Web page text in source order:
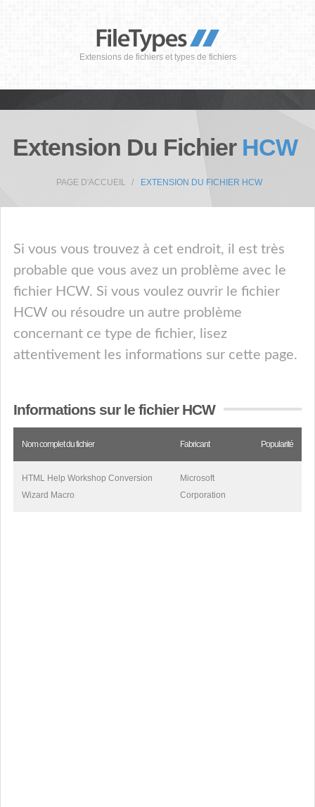
Extensions de fichiers et types de fichiers
Extension Du Fichier HCW
PAGE D'ACCUEIL EXTENSION DU FICHIER HCW
Si vous vous trouvez à cet endroit, il est très
probable que vous avez un problème avec le
fichier HCW. Si vous voulez ouvrir le fichier
HCW ou résoudre un autre problème
concernant ce type de fichier, lisez
attentivement les informations sur cette page.
Informations sur le fichier HCW
Nom complet du fichier Fabricant Popularité
HTML Help Workshop Conversion
Wizard Macro
Microsoft
Corporation